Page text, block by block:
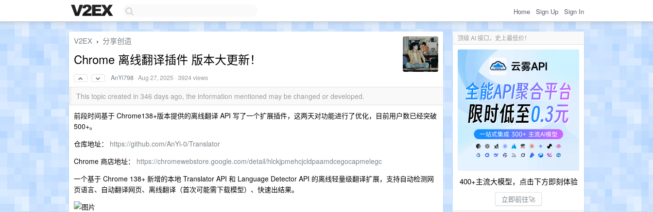
Home Sign Up Sign In
顶级 AI 接口，史上最低价！
400+主流大模型，点击下方即刻体验
立即前往🚀
V2EX › 分享创造
Chrome 离线翻译插件 版本大更新！
AnYi798 ·Aug 27, 2025 · 3924 views
This topic created in 346 days ago, the information mentioned may be changed or developed.
前段时间基于 Chrome138+版本提供的离线翻译 API 写了一个扩展插件，这两天对功能进行了优化，目前用户数已经突破
500+。
仓库地址： https://github.com/AnYi-0/Translator
Chrome 商店地址： https://chromewebstore.google.com/detail/hlckjpmehcjcldpaamdcegocapmelegc
一个基于 Chrome 138+ 新增的本地 Translator API 和 Language Detector API 的离线轻量级翻译扩展，支持自动检测网
页语言、自动翻译网页、离线翻译（首次可能需下载模型）、快速出结果。